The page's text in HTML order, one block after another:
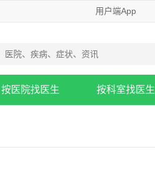
用户端App
按医院找医生 按科室找医生